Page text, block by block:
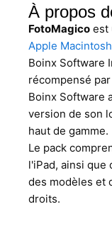
À propos
FotoMagico est
Apple Macintosh
Boinx Software
récompensé
Boinx Software
version de son
haut de gamme.
Le pack
l'iPad, ainsi que
des modèles et
droits.